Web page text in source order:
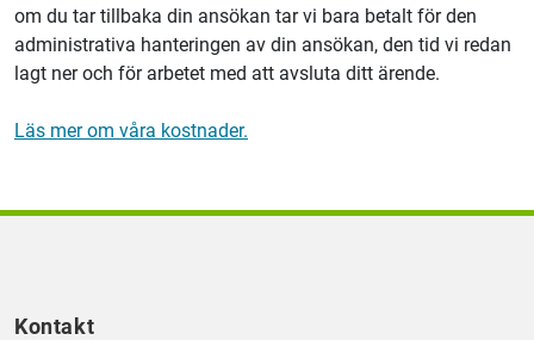
om du tar tillbaka din ansökan tar vi bara betalt för den
administrativa hanteringen av din ansökan, den tid vi redan
lagt ner och för arbetet med att avsluta ditt ärende.
Läs mer om våra kostnader.
Kontakt